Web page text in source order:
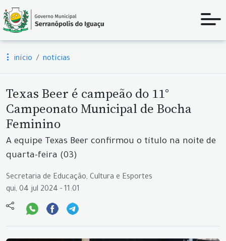
início notícias
Texas Beer é campeão do 11°
Campeonato Municipal de Bocha
Feminino
A equipe Texas Beer confirmou o título na noite de
quarta-feira (03)
Secretaria de Educação, Cultura e Esportes
qui, 04 jul 2024 - 11:01